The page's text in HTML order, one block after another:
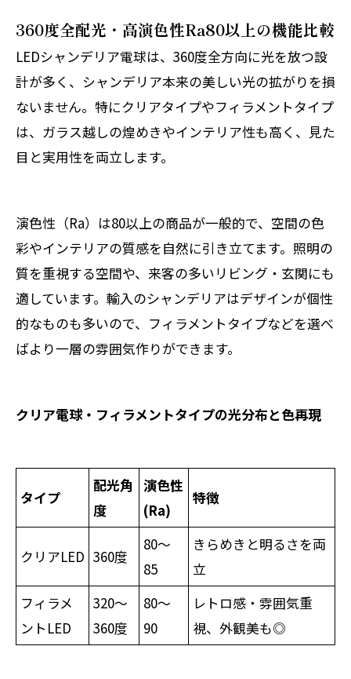
360度全配光・高演色性Ra80以上の機能比較
LEDシャンデリア電球は、360度全方向に光を放つ設
計が多く、シャンデリア本来の美しい光の拡がりを損
ないません。特にクリアタイプやフィラメントタイプ
は、ガラス越しの煌めきやインテリア性も高く、見た
目と実用性を両立します。
演色性（Ra）は80以上の商品が一般的で、空間の色
彩やインテリアの質感を自然に引き立てます。照明の
質を重視する空間や、来客の多いリビング・玄関にも
適しています。輸入のシャンデリアはデザインが個性
的なものも多いので、フィラメントタイプなどを選べ
ばより一層の雰囲気作りができます。
クリア電球・フィラメントタイプの光分布と色再現
タイプ
配光角
度
演色性
(Ra)
特徴
クリアLED 360度
80〜
85
きらめきと明るさを両
立
フィラメ
ントLED
320〜
360度
80〜
90
レトロ感・雰囲気重
視、外観美も◎